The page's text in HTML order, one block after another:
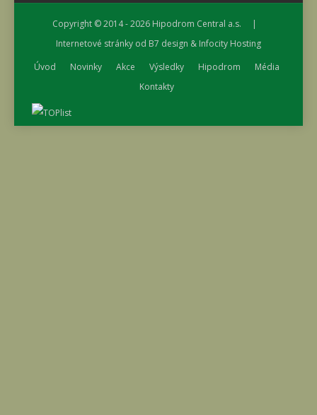
Copyright © 2014 - 2026 Hipodrom Central a.s. |
Internetové stránky od B7 design & Infocity Hosting
Úvod
Novinky Akce Výsledky Hipodrom
Média
Kontakty